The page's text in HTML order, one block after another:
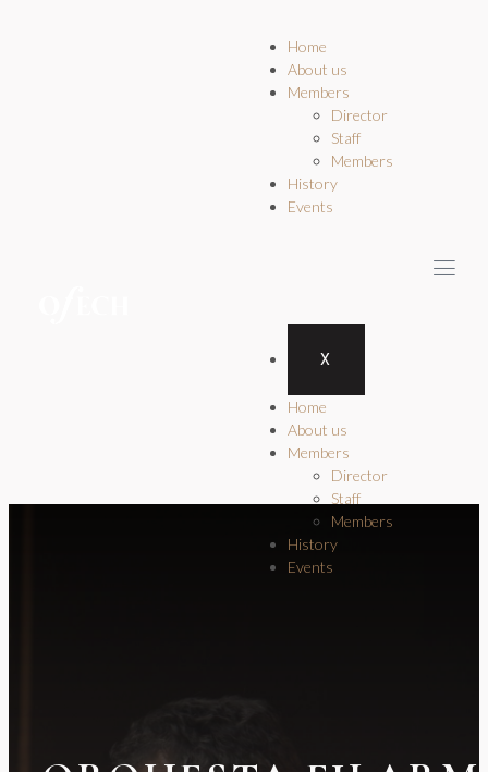
Home
About us
Members
Director
Staff
Members
History
Events
X
Home
About us
Members
Director
Staff
Members
History
Events